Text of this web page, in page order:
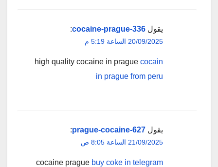
يقول cocaine-prague-336
:
20/09/2025 الساعة 5:19 م
high quality cocaine in prague cocain
in prague from peru
يقول prague-cocaine-627
:
21/09/2025 الساعة 8:05 ص
cocaine prague buy coke in telegram